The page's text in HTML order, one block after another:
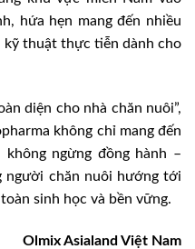
hứa hẹn mang đến nhiều
kỹ thuật thực tiễn dành cho
diện cho nhà chăn nuôi”,
không chỉ mang đến
ngừng đồng hành –
người chăn nuôi hướng tới
sinh học và bền vững.
Olmix Asialand Việt Nam